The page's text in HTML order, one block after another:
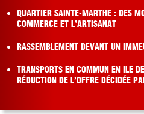
QUARTIER SAINTE-MARTHE : DES
COMMERCE ET L’ARTISANAT
RASSEMBLEMENT DEVANT UN
TRANSPORTS EN COMMUN EN ILE
RÉDUCTION DE L’OFFRE DÉCIDÉE